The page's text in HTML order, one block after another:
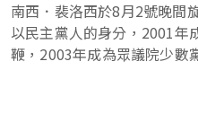
南西．裴洛西於8月2號晚間
以民主黨人的身分，2001年
鞭，2003年成為眾議院少數